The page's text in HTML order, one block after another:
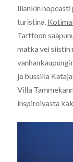
liiankin nopeasti
turistina.
Tarttoon
matka vei siistin
ja bussilla
Villa
inspiroivasta